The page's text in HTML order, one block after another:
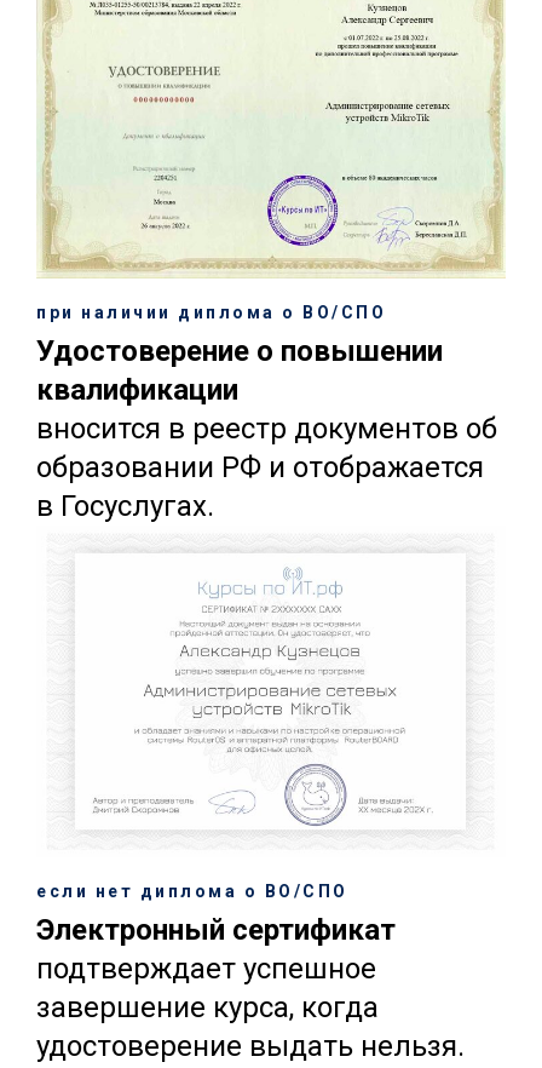
при наличии диплома о ВО/СПО
Удостоверение о повышении
квалификации
вносится в реестр документов об
образовании РФ и отображается
в Госуслугах.
если нет диплома о ВО/СПО
Электронный сертификат
подтверждает успешное
завершение курса, когда
удостоверение выдать нельзя.